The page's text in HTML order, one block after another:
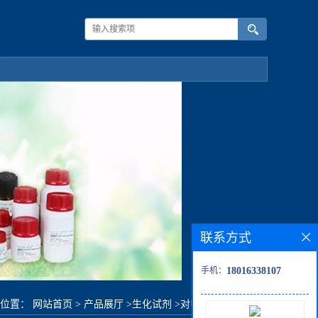
置： 网站首页 > 产品展厅 >生化试剂 >对甲苯异硫氰酸酯
联系方式
手机： 18016338107